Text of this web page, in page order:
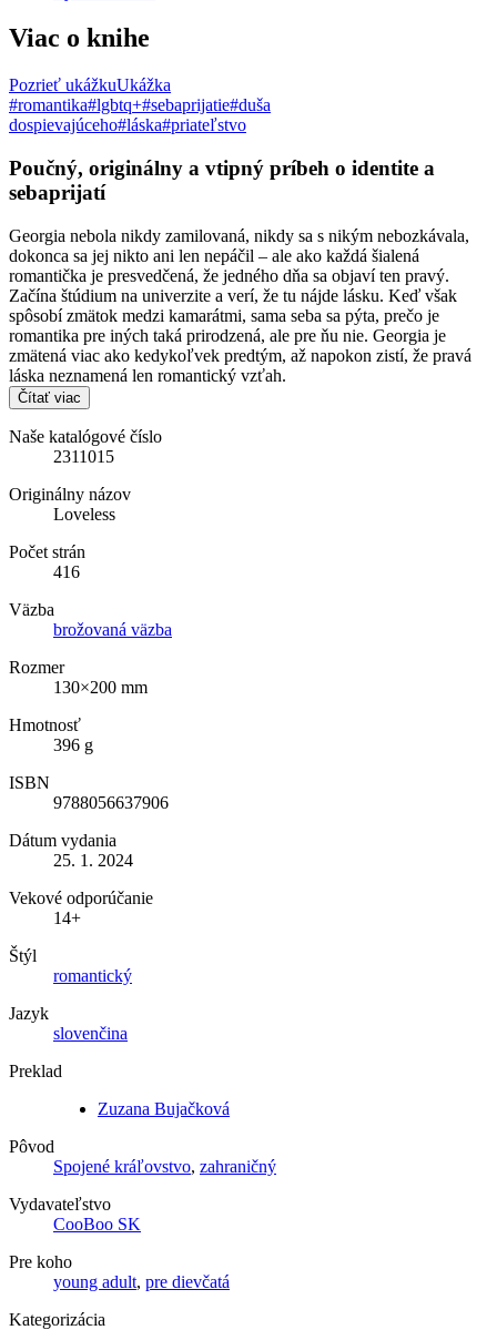
Viac o knihe
Pozrieť ukážkuUkážka
#romantika#lgbtq+#sebaprijatie#duša
dospievajúceho#láska#priateľstvo
Poučný, originálny a vtipný príbeh o identite a
sebaprijatí
Georgia nebola nikdy zamilovaná, nikdy sa s nikým nebozkávala,
dokonca sa jej nikto ani len nepáčil – ale ako každá šialená
romantička je presvedčená, že jedného dňa sa objaví ten pravý.
Začína štúdium na univerzite a verí, že tu nájde lásku. Keď však
spôsobí zmätok medzi kamarátmi, sama seba sa pýta, prečo je
romantika pre iných taká prirodzená, ale pre ňu nie. Georgia je
zmätená viac ako kedykoľvek predtým, až napokon zistí, že pravá
láska neznamená len romantický vzťah.
Čítať viac
Naše katalógové číslo
2311015
Originálny názov
Loveless
Počet strán
416
Väzba
brožovaná väzba
Rozmer
130×200 mm
Hmotnosť
396 g
ISBN
9788056637906
Dátum vydania
25. 1. 2024
Vekové odporúčanie
14+
Štýl
romantický
Jazyk
slovenčina
Preklad
Zuzana Bujačková
Pôvod
Spojené kráľovstvo, zahraničný
Vydavateľstvo
CooBoo SK
Pre koho
young adult, pre dievčatá
Kategorizácia